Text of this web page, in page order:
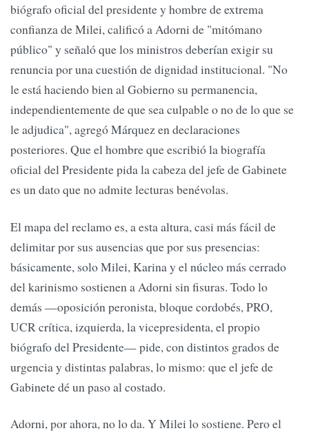
biógrafo oficial del presidente y hombre de extrema
confianza de Milei, calificó a Adorni de "mitómano
público" y señaló que los ministros deberían exigir su
renuncia por una cuestión de dignidad institucional. "No
le está haciendo bien al Gobierno su permanencia,
independientemente de que sea culpable o no de lo que se
le adjudica", agregó Márquez en declaraciones
posteriores. Que el hombre que escribió la biografía
oficial del Presidente pida la cabeza del jefe de Gabinete
es un dato que no admite lecturas benévolas.
El mapa del reclamo es, a esta altura, casi más fácil de
delimitar por sus ausencias que por sus presencias:
básicamente, solo Milei, Karina y el núcleo más cerrado
del karinismo sostienen a Adorni sin fisuras. Todo lo
demás —oposición peronista, bloque cordobés, PRO,
UCR crítica, izquierda, la vicepresidenta, el propio
biógrafo del Presidente— pide, con distintos grados de
urgencia y distintas palabras, lo mismo: que el jefe de
Gabinete dé un paso al costado.
Adorni, por ahora, no lo da. Y Milei lo sostiene. Pero el